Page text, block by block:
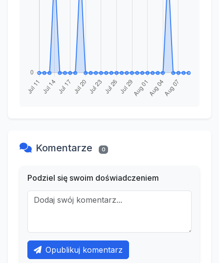
Komentarze 0
Podziel się swoim doświadczeniem
Opublikuj komentarz